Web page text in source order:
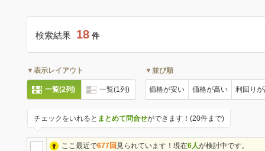
検索結果 18 件
▼表示レイアウト
一覧(2列) 一覧(1列)
▼並び順
価格が安い 価格が高い 利回り
チェックをいれると まとめて問合せができます！(20件まで)
ここ最近で677回 見られています！現在6人が検討中です。